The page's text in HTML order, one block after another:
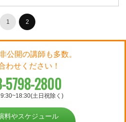
1 2
公開の講師も多数。
わせください！
5798-2800
土日祝除く)
料やスケジュール